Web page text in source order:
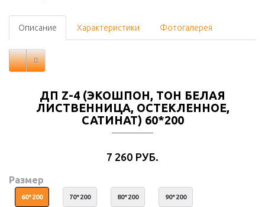
Описание Характеристики Фотогалерея
ДП Z-4 (ЭКОШПОН, ТОН БЕЛАЯ
ЛИСТВЕННИЦА, ОСТЕКЛЕННОЕ,
САТИНАТ) 60*200
7 260 РУБ.
Размер
60*200 70*200 80*200 90*200